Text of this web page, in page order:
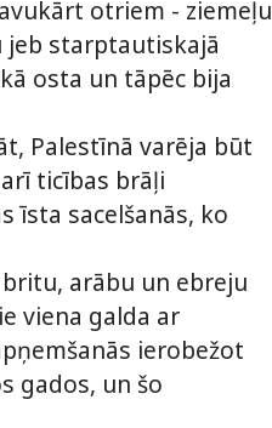
otriem - ziemeļu
jeb starptautiskajā
osta un tāpēc bija
Palestīnā varēja būt
ticības brāļi
īsta sacelšanās, ko
arābu un ebreju
viena galda ar
ierobežot
gados, un šo